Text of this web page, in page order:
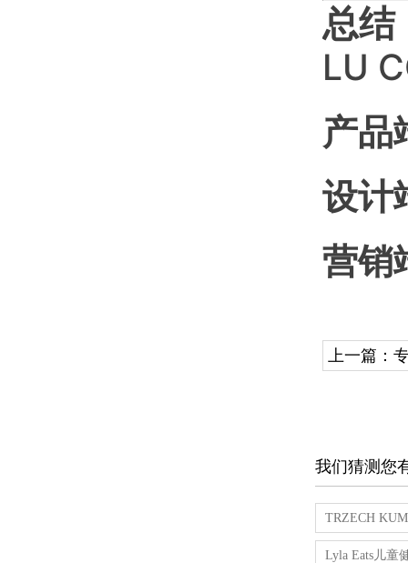
总结
LU
产品
设计
营销
上一篇：
我们猜测您
TRZECH
Lyla Eats儿童